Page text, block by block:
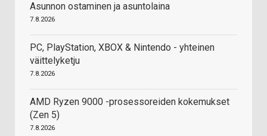
Asunnon ostaminen ja asuntolaina
7.8.2026
PC, PlayStation, XBOX & Nintendo - yhteinen
väittelyketju
7.8.2026
AMD Ryzen 9000 -prosessoreiden kokemukset
(Zen 5)
7.8.2026